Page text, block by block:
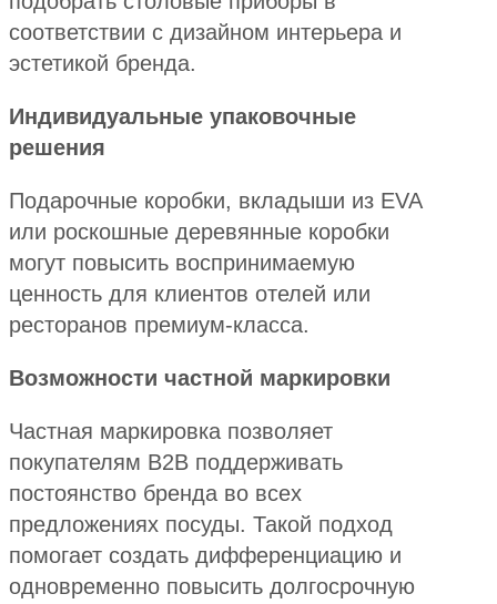
соответствии с дизайном интерьера и
эстетикой бренда.
Индивидуальные упаковочные
решения
Подарочные коробки, вкладыши из EVA
или роскошные деревянные коробки
могут повысить воспринимаемую
ценность для клиентов отелей или
ресторанов премиум-класса.
Возможности частной маркировки
Частная маркировка позволяет
покупателям B2B поддерживать
постоянство бренда во всех
предложениях посуды. Такой подход
помогает создать дифференциацию и
одновременно повысить долгосрочную